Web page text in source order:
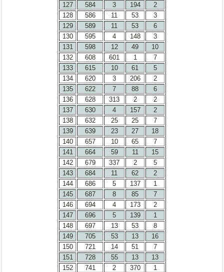
127
584 3 194
2
128
586 11 53
3
129
589 11 53
6
130
595 4 148
3
131
598 12 49
10
132
608 601 1
7
133
615 10 61
5
134
620 3 206
2
135
622 7 88
6
136
628 313 2
2
137
630 4 157
2
138
632 25 25
7
139
639 23 27
18
140
657 10 65
7
141
664 59 11
15
142
679 337 2
5
143
684 11 62
2
144
686 5 137
1
145
687 8 85
7
146
694 4 173
2
147
696 5 139
1
148
697 13 53
8
149
705 53 13
16
150
721 14 51
7
151
728 55 13
13
152
741 2 370
1